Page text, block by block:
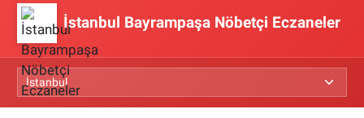
İstanbul Bayrampaşa Nöbetçi Eczaneler